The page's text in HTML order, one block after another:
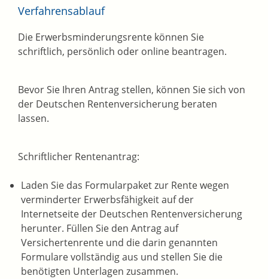
Verfahrensablauf
Die Erwerbsminderungsrente können Sie
schriftlich, persönlich oder online beantragen.
Bevor Sie Ihren Antrag stellen, können Sie sich von
der Deutschen Rentenversicherung beraten
lassen.
Schriftlicher Rentenantrag:
Laden Sie das Formularpaket zur Rente wegen
verminderter Erwerbsfähigkeit auf der
Internetseite der Deutschen Rentenversicherung
herunter. Füllen Sie den Antrag auf
Versichertenrente und die darin genannten
Formulare vollständig aus und stellen Sie die
benötigten Unterlagen zusammen.